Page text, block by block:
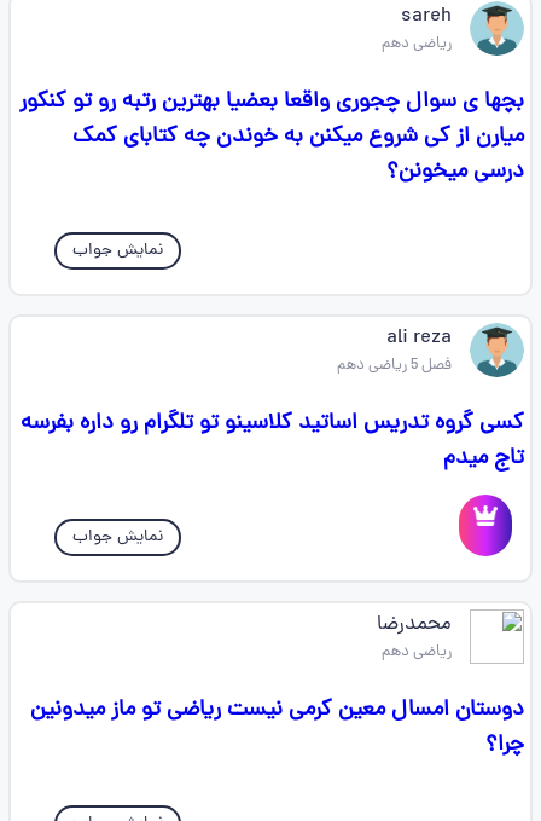
sareh
ریاضی دهم
بچها ی سوال چجوری واقعا بعضیا بهترین رتبه رو تو کنکور
میارن از کی شروع میکنن به خوندن چه کتابای کمک
درسی میخونن؟
نمایش جواب
ali reza
فصل 5 ریاضی دهم
کسی گروه تدریس اساتید کلاسینو تو تلگرام رو داره بفرسه
تاج میدم
نمایش جواب
محمدرضا
ریاضی دهم
دوستان امسال معین کرمی نیست ریاضی تو ماز میدونین
چرا؟